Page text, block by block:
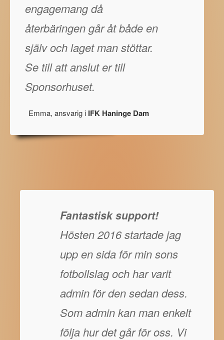
engagemang då
återbäringen går åt både en
själv och laget man stöttar.
Se till att anslut er till
Sponsorhuset.
Emma, ansvarig i IFK Haninge Dam
Fantastisk support!
Hösten 2016 startade jag
upp en sida för min sons
fotbollslag och har varit
admin för den sedan dess.
Som admin kan man enkelt
följa hur det går för oss. Vi